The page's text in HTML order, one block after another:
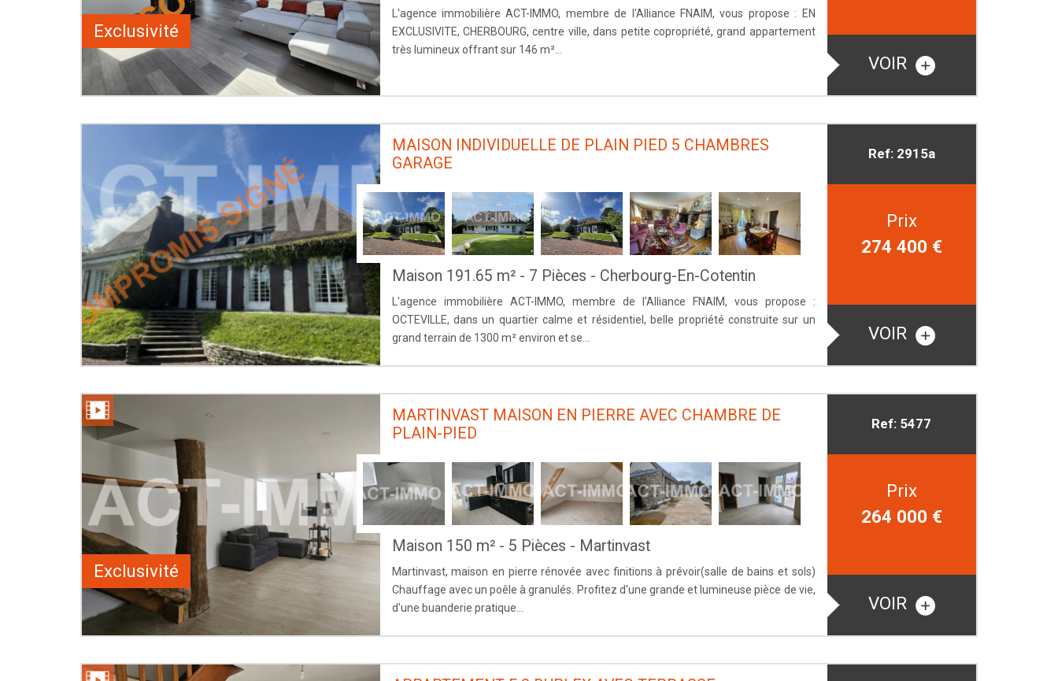
Exclusivité
L'agence immobilière ACT-IMMO, membre de l'Alliance FNAIM, vous propose : EN
EXCLUSIVITE, CHERBOURG, centre ville, dans petite copropriété, grand appartement
très lumineux offrant sur 146 m²...
VOIR
MAISON INDIVIDUELLE DE PLAIN PIED 5 CHAMBRES
GARAGE
Maison 191.65 m² - 7 Pièces - Cherbourg-En-Cotentin
L'agence immobilière ACT-IMMO, membre de l'Alliance FNAIM, vous propose :
OCTEVILLE, dans un quartier calme et résidentiel, belle propriété construite sur un
grand terrain de 1300 m² environ et se...
Ref: 2915a
Prix
274 400 €
VOIR
Exclusivité
MARTINVAST MAISON EN PIERRE AVEC CHAMBRE DE
PLAIN-PIED
Maison 150 m² - 5 Pièces - Martinvast
Martinvast, maison en pierre rénovée avec finitions à prévoir(salle de bains et sols)
Chauffage avec un poêle à granulés. Profitez d'une grande et lumineuse pièce de vie,
d'une buanderie pratique...
Ref: 5477
Prix
264 000 €
VOIR